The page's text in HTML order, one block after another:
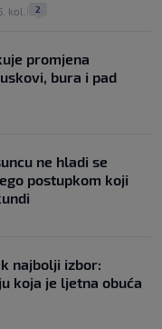
kol. 2
promjena
bura i pad
ne hladi se
postupkom koji
najbolji izbor:
koja je ljetna obuća